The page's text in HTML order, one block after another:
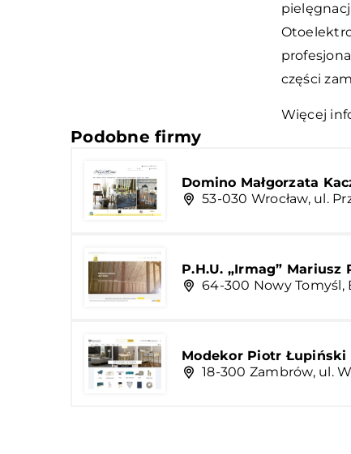
części
Więcej
Podobne firmy
Domino Małgorzata
53-030 Wrocław, ul.
P.H.U. „Irmag” Mariusz
64-300 Nowy Tomyśl,
Modekor Piotr Łupiński
18-300 Zambrów, ul.